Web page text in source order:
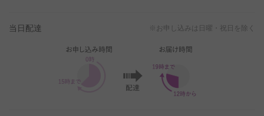
当日配達 ※お申し込みは日曜・祝日を除く